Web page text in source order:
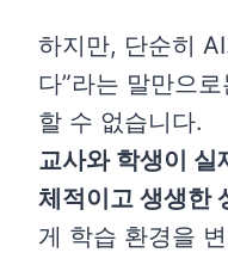
하지만, 단순히
다”라는 말만으
할 수 없습니다.
교사와 학생이 실
체적이고 생생한
게 학습 환경을